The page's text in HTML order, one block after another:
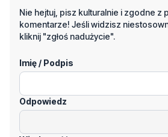
Imię / Podpis
Odpowiedz
Wiadomość